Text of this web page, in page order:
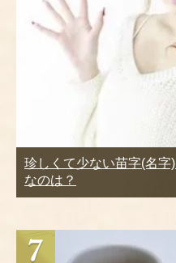
珍しくて少ない苗字(名
なのは？